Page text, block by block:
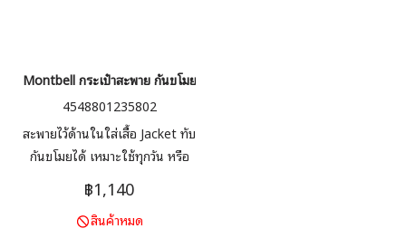
Montbell กระเป๋าสะพาย กันขโมย รุ่น 1123894 Travel Wallet
4548801235802
สะพายไว้ด้านในใส่เสื้อ Jacket ทับ
กันขโมยได้ เหมาะใช้ทุกวัน หรือ
Nylon ripstop เมื่อขาดแล้ว รอย
ขาดจะไม่ลามกว้างขึ้น
฿1,140
สินค้าหมด